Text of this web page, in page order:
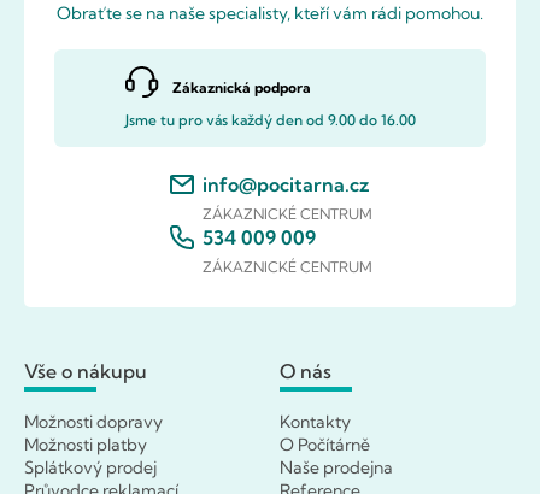
Obraťte se na naše specialisty, kteří vám rádi pomohou.
Zákaznická podpora
Jsme tu pro vás každý den od 9.00 do 16.00
info@pocitarna.cz
ZÁKAZNICKÉ CENTRUM
534 009 009
ZÁKAZNICKÉ CENTRUM
Vše o nákupu
Možnosti dopravy
Možnosti platby
Splátkový prodej
O nás
Kontakty
O Počítárně
Naše prodejna